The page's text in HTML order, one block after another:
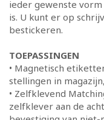
ieder gewenste
is. U kunt er op
bestickeren.
TOEPASSINGEN
• Magnetisch
stellingen in
• Zelfklevend
zelfklever aan de